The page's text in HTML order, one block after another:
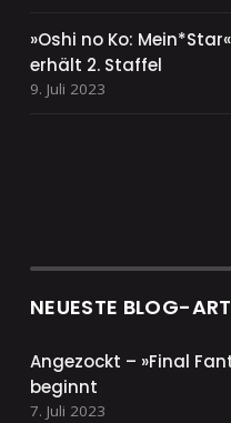
»Oshi no Ko:
erhält 2. Staffel
9. Juli 2023
NEUESTE BLOG-
Angezockt – »Final
beginnt
7. Juli 2023